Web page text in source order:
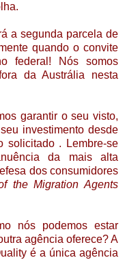
a segunda parcela de
quando o convite
federal! Nós somos
da Austrália nesta
garantir o seu visto,
investimento desde
solicitado . Lembre-se
da mais alta
dos consumidores
the Migration Agents
nós podemos estar
agência oferece? A
é a única agência